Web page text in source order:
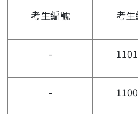
考生編號 考
-
-